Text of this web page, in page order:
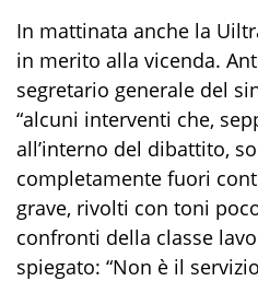
In mattinata anche la
in merito alla vicenda.
segretario generale del
“alcuni interventi che,
all’interno del dibattito,
completamente fuori
grave, rivolti con toni
confronti della classe
spiegato: “Non è il